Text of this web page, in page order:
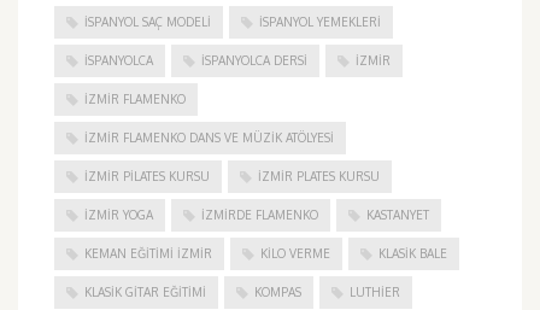
İSPANYOL SAÇ MODELI İSPANYOL YEMEKLERI
İSPANYOLCA İSPANYOLCA DERSI IZMIR
IZMIR FLAMENKO
İZMIR FLAMENKO DANS VE MÜZIK ATÖLYESI
İZMIR PILATES KURSU İZMIR PLATES KURSU
İZMIR YOGA IZMIRDE FLAMENKO KASTANYET
KEMAN EĞITIMI İZMIR KILO VERME KLASIK BALE
KLASIK GITAR EĞITIMI KOMPAS LUTHIER